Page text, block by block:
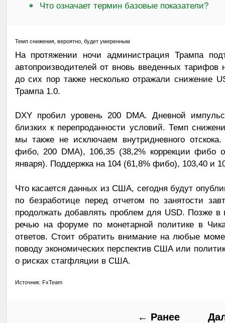
Что означает термин базовые показатели?
Темп снижения, вероятно, будет умеренным
На протяжении ночи администрация Трампа
автопроизводителей от вновь введенных
до сих пор также несколько отражали снижение
Трампа 1.0.
DXY пробил уровень 200 DMA. Дневной
близких к перепроданности условий. Темп
мы также не исключаем внутридневного
фибо, 200 DMA), 106,35 (38,2% коррекции фибо
января). Поддержка на 104 (61,8% фибо), 103,40 и
Что касается данных из США, сегодня будут
по безработице перед отчетом по занятости
продолжать добавлять проблем для USD. Позже
речью на форуме по монетарной политике в
ответов. Стоит обратить внимание на любые
поводу экономических перспектив США или
о рисках стагфляции в США.
Источник: FxTeam
← Ранее